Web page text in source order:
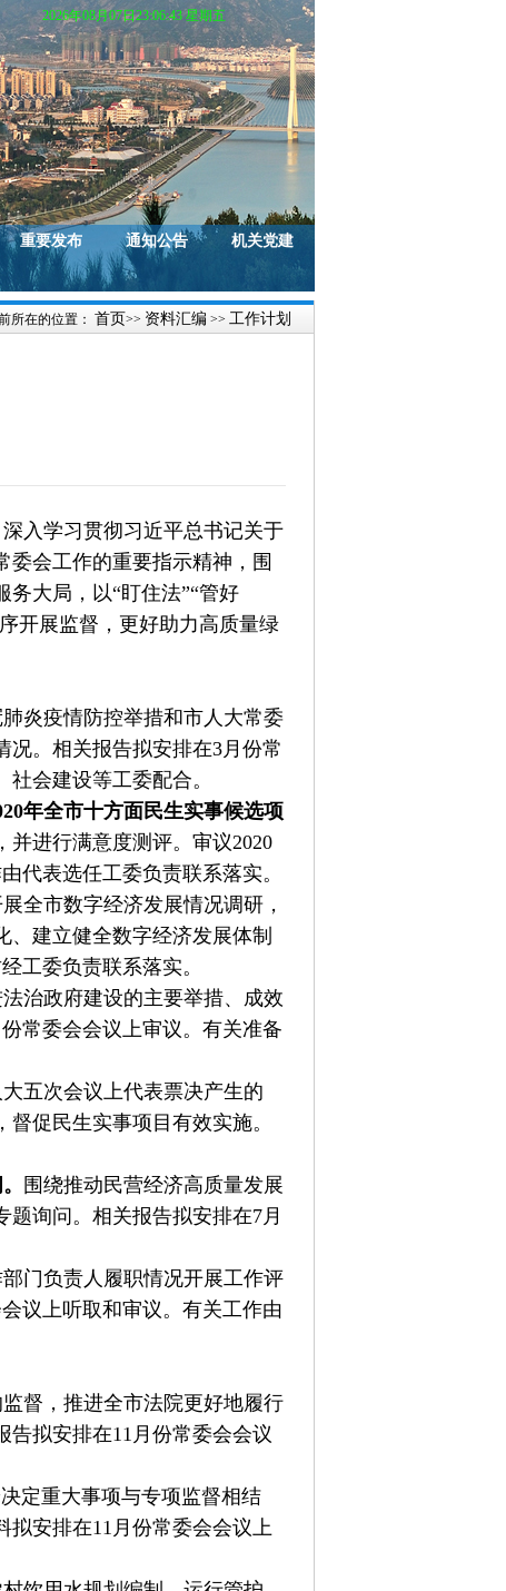
2026年08月07日23:06:44 星期五
重要发布 通知公告
机关党建
所在的位置： 首页>> 资料汇编 >> 工作计划
入学习贯彻习近平总书记关于
会工作的重要指示精神，围
大局，以“盯住法”“管好
开展监督，更好助力高质量绿
炎疫情防控举措和市人大常委
。相关报告拟安排在3月份常
会建设等工委配合。
年全市十方面民生实事候选项
并进行满意度测评。审议2020
代表选任工委负责联系落实。
全市数字经济发展情况调研，
建立健全数字经济发展体制
工委负责联系落实。
治政府建设的主要举措、成效
常委会会议上审议。有关准备
五次会议上代表票决产生的
促民生实事项目有效实施。
围绕推动民营经济高质量发展
询问。相关报告拟安排在7月
门负责人履职情况开展工作评
议上听取和审议。有关工作由
督，推进全市法院更好地履行
拟安排在11月份常委会会议
定重大事项与专项监督相结
拟安排在11月份常委会会议上